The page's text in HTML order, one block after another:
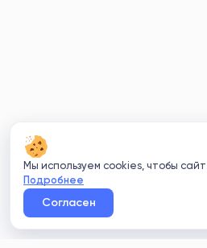
Мы используем cookies, чтобы
Подробнее
Согласен